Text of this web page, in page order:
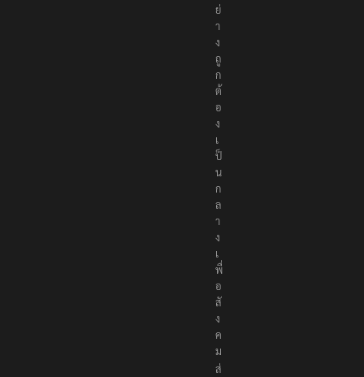
ย่
า
ง
ถู
ก
ต้
อ
ง
เ
ป็
น
ก
ล
า
ง
เ
พื่
อ
สั
ง
ค
ม
ส่